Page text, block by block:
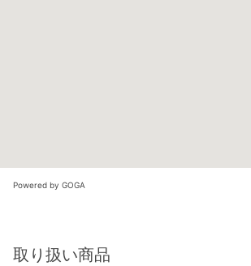
Powered by GOGA
取り扱い商品